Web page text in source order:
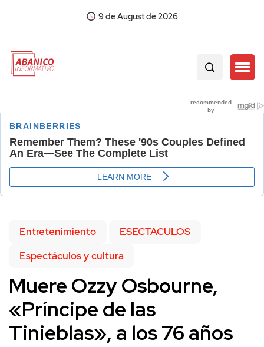
9 de August de 2026
Entretenimiento
ESECTACULOS
Espectáculos y cultura
Muere Ozzy Osbourne,
«Príncipe de las
Tinieblas», a los 76 años